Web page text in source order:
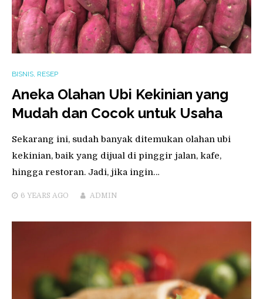
BISNIS, RESEP
Aneka Olahan Ubi Kekinian yang
Mudah dan Cocok untuk Usaha
Sekarang ini, sudah banyak ditemukan olahan ubi
kekinian, baik yang dijual di pinggir jalan, kafe,
hingga restoran. Jadi, jika ingin…
6 YEARS AGO ADMIN